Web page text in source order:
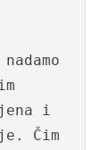
i
Čim